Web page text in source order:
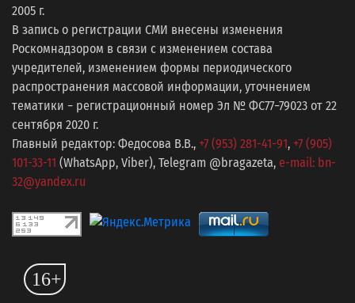
2005 г.
В запись о регистрации СМИ внесены изменения
Роскомнадзором в связи с изменением состава
учредителей, изменением формы периодического
распространения массовой информации, уточнением
тематики − регистрационный номер Эл № ФС77−79023 от 22
сентября 2020 г.
Главный редактор: Федосова В.В., +7 (953) 281-41-91, +7 (905)
101-33-11 (WhatsApp, Viber), Telegram @bragazeta, e-mail: bn-
32@yandex.ru
16+